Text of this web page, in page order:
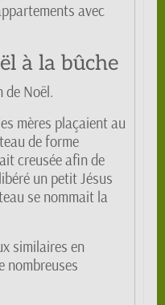
avec
à la bûche
de Noël.
mères plaçaient au
de forme
creusée afin de
un petit Jésus
se nommait la
similaires en
nombreuses